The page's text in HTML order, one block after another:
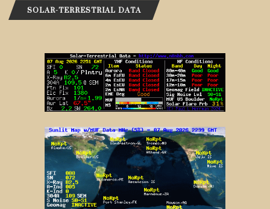
SOLAR-TERRESTRIAL DATA